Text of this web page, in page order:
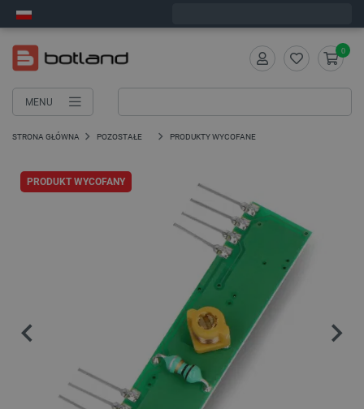
MENU
0
STRONA GŁÓWNA POZOSTAŁE PRODUKTY WYCOFANE
PRODUKT WYCOFANY